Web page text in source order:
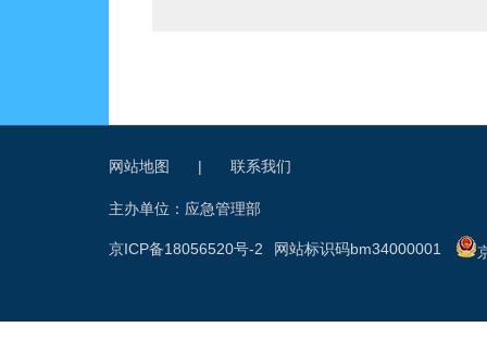
网站地图 | 联系我们
主办单位：应急管理部
网站标识码bm34000001
京ICP备18056520号-2